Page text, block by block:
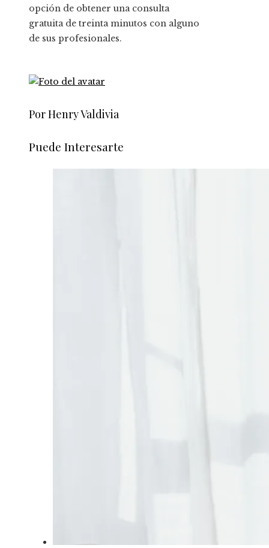
opción de obtener una consulta
gratuita de treinta minutos con alguno
de sus profesionales.
Por Henry Valdivia
Puede Interesarte